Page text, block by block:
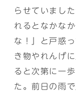
らせていまし
れるとなかな
な！」と戸惑
き物やれんげ
ると次第に一
た。前日の雨